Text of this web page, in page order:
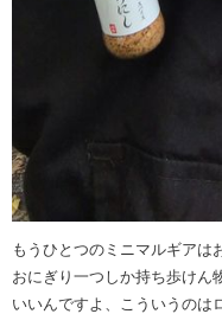
もうひとつのミニマルギアは
おにぎり一つしか持ち歩けん
いいんですよ、こういうのは